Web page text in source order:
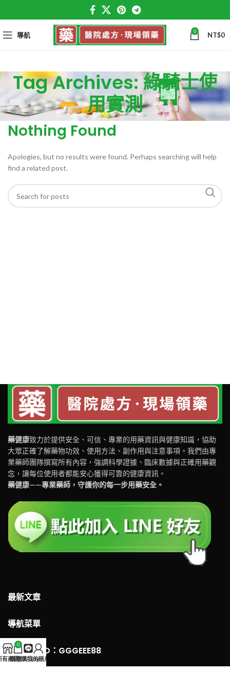
導航 0 NT$0
Tag Archives: 綠騎士使
用實測
Nothing Found
Apologies, but no results were found. Perhaps searching will help
find a related post.
藥健康致力於提供安全、可信、專業的用藥資訊與健康知識，協助
大眾正確了解藥物功效、使用方法、副作用與注意事項。我們由專
業藥師團隊撰寫所有內容，強調科學證據、臨床數據與正確用藥觀
念，讓每位使用者都能安心獲得可靠的健康資訊。
藥健康——專業藥師，守護你的每一步用藥安全。
最新文章
導航菜單
LINE 客服ID：GGGEEE88
有商品
0
購物車官方Line
我的賬戶